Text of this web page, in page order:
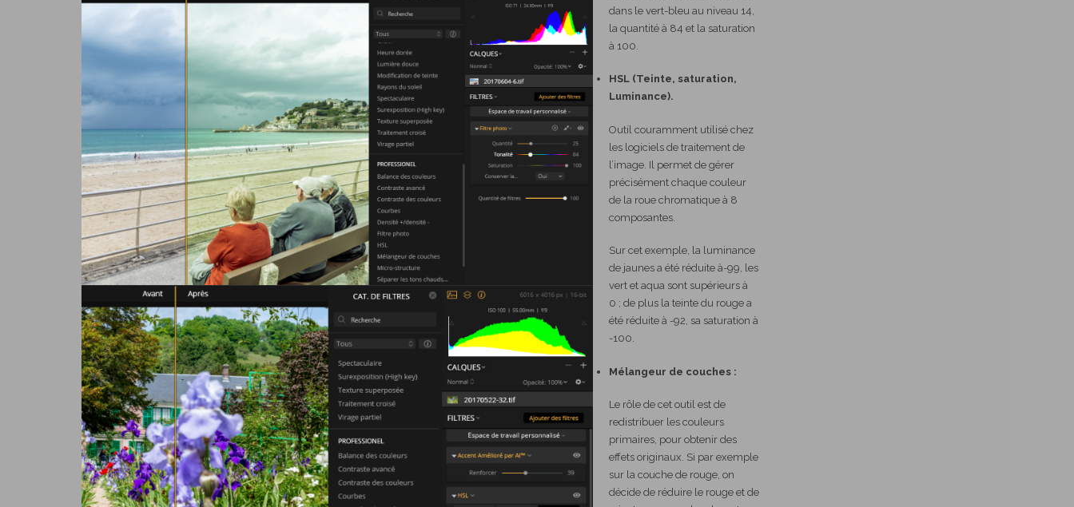
dans le vert-bleu au niveau 14,
la quantité à 84 et la saturation
à 100.
HSL (Teinte, saturation,
Luminance).
Outil couramment utilisé chez
les logiciels de traitement de
l’image. Il permet de gérer
précisément chaque couleur
de la roue chromatique à 8
composantes.
Sur cet exemple, la luminance
de jaunes a été réduite à-99, les
vert et aqua sont supérieurs à
0 ; de plus la teinte du rouge a
été réduite à -92, sa saturation à
-100.
Mélangeur de couches :
Le rôle de cet outil est de
redistribuer les couleurs
primaires, pour obtenir des
effets originaux. Si par exemple
sur la couche de rouge, on
décide de réduire le rouge et de